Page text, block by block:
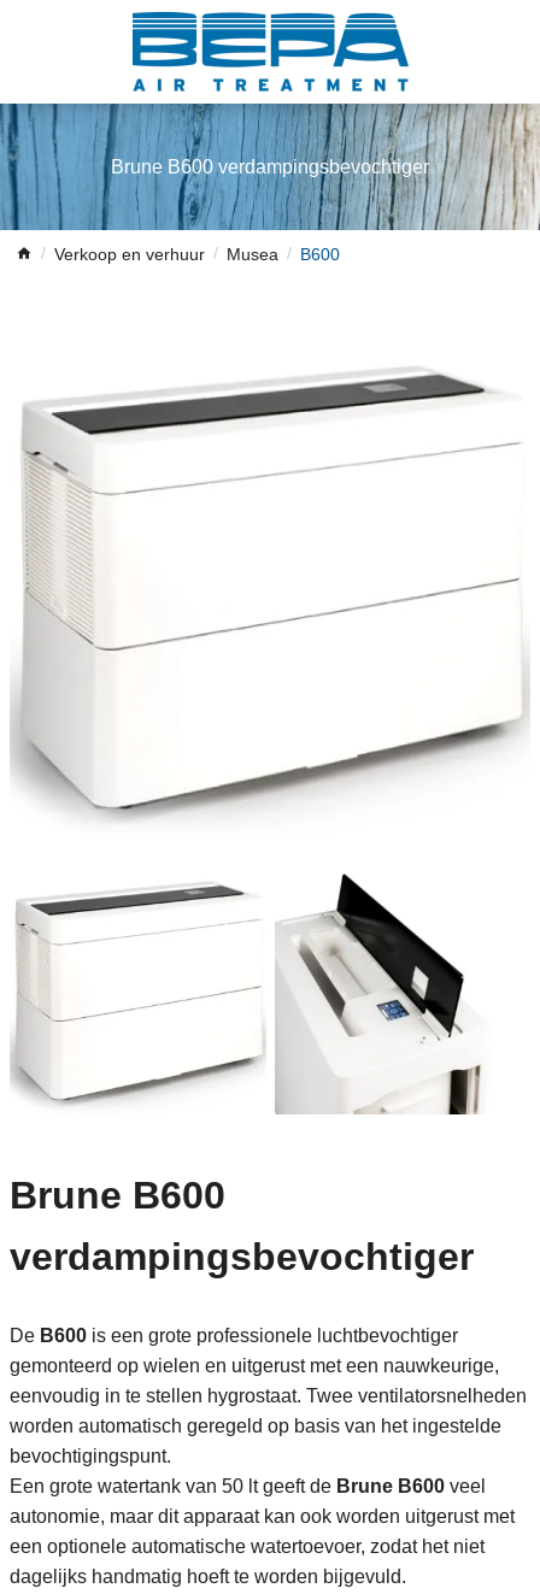
Brune B600 verdampingsbevochtiger
Verkoop en verhuur Musea B600
Brune B600
verdampingsbevochtiger
De B600 is een grote professionele luchtbevochtiger
gemonteerd op wielen en uitgerust met een nauwkeurige,
eenvoudig in te stellen hygrostaat. Twee ventilatorsnelheden
worden automatisch geregeld op basis van het ingestelde
bevochtigingspunt.
Een grote watertank van 50 lt geeft de Brune B600 veel
autonomie, maar dit apparaat kan ook worden uitgerust met
een optionele automatische watertoevoer, zodat het niet
dagelijks handmatig hoeft te worden bijgevuld.